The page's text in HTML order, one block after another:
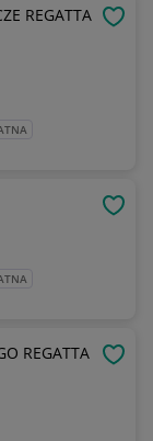
REGATTA
REGATTA